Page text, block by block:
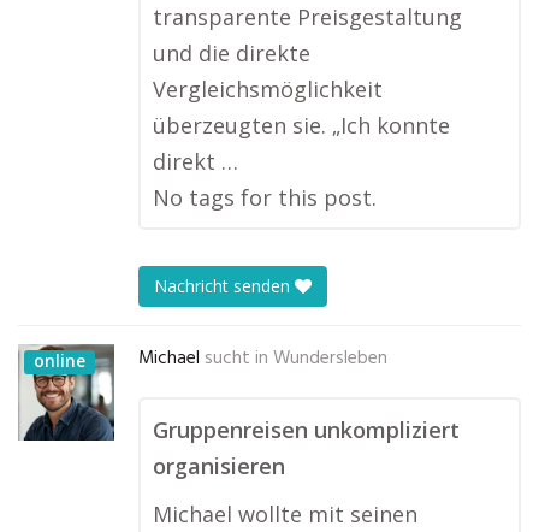
transparente Preisgestaltung
und die direkte
Vergleichsmöglichkeit
überzeugten sie. „Ich konnte
direkt …
No tags for this post.
Nachricht senden
online Michael sucht in Wundersleben
Gruppenreisen unkompliziert
organisieren
Michael wollte mit seinen